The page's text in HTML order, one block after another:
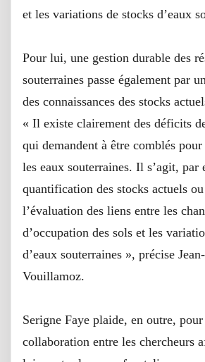
et les variations de stocks d’eaux
Pour lui, une gestion durable des
souterraines passe également par
des connaissances des stocks
« Il existe clairement des déficits
qui demandent à être comblés
les eaux souterraines. Il s’agit, par
quantification des stocks actuels
l’évaluation des liens entre les
d’occupation des sols et les
d’eaux souterraines », précise
Vouillamoz.
Serigne Faye plaide, en outre,
collaboration entre les chercheurs